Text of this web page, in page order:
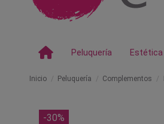
Peluquería Estética
Inicio Peluquería Complementos
-30%